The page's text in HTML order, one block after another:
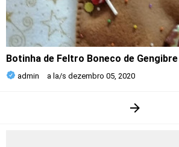
Botinha de Feltro Boneco de
admin a la/s dezembro 05, 2020